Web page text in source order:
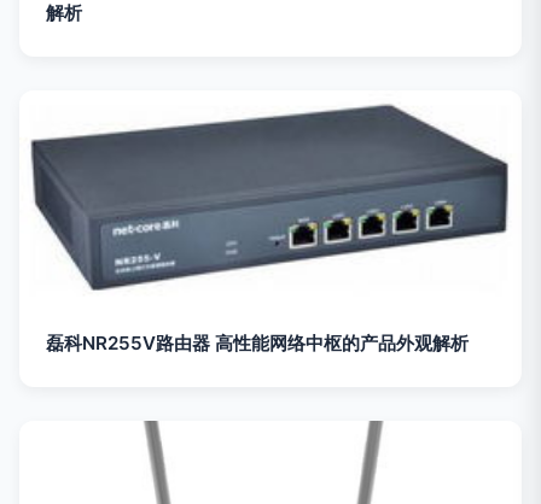
解析
磊科NR255V路由器 高性能网络中枢的产品外观解析